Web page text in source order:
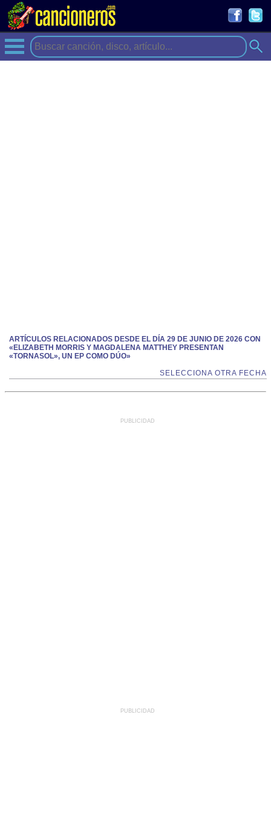
ARTÍCULOS RELACIONADOS DESDE EL DÍA 29 DE JUNIO DE 2026 CON
«ELIZABETH MORRIS Y MAGDALENA MATTHEY PRESENTAN
«TORNASOL», UN EP COMO DÚO»
SELECCIONA OTRA FECHA
PUBLICIDAD
PUBLICIDAD